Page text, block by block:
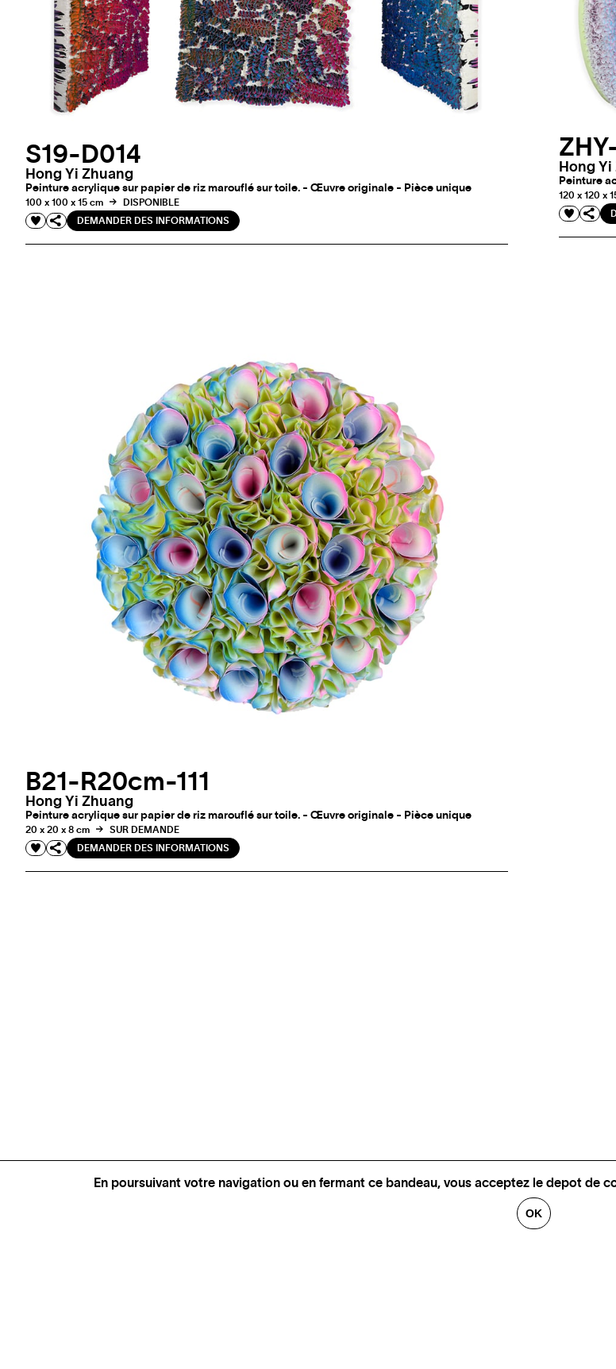
En poursuivant votre navigation ou en fermant ce bandeau, vous acceptez le depot de
OK
S19-D014
Hong Yi Zhuang
Peinture acrylique sur papier de riz marouflé sur toile. - Œuvre originale - Pièce unique
100 x 100 x 15 cm
DISPONIBLE
DEMANDER DES INFORMATIONS
Hong
Peinture
120 x 120 x
B21-R20cm-111
Hong Yi Zhuang
Peinture acrylique sur papier de riz marouflé sur toile. - Œuvre originale - Pièce unique
20 x 20 x 8 cm
SUR DEMANDE
DEMANDER DES INFORMATIONS